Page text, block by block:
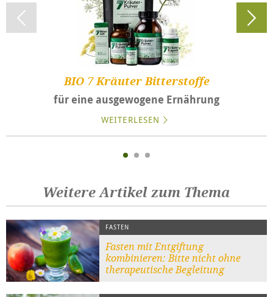
BIO 7 Kräuter Bitterstoffe
für eine ausgewogene Ernährung
WEITERLESEN
Weitere Artikel zum Thema
FASTEN
Fasten mit Entgiftung
kombinieren: Bitte nicht ohne
therapeutische Begleitung